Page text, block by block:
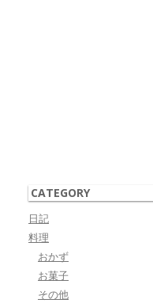
CATEGORY
日記
料理
おかず
お菓子
その他